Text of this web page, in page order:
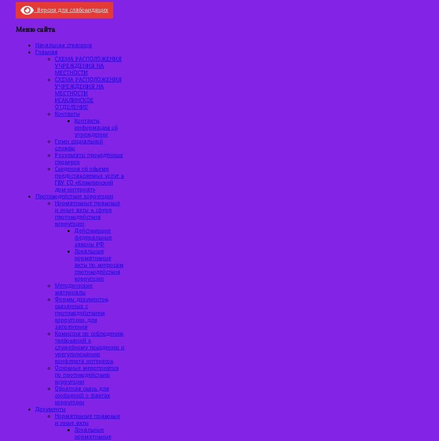
Версия для слабовидящих
Меню сайта
Начальная страница
Главная
СХЕМА РАСПОЛОЖЕНИЯ
УЧРЕЖДЕНИЯ НА
МЕСТНОСТИ
СХЕМА РАСПОЛОЖЕНИЯ
УЧРЕЖДЕНИЯ НА
МЕСТНОСТИ
ИСАКЛИНСКОЕ
ОТДЕЛЕНИЕ
Контакты
Контакты,
информация об
учреждении
Гимн социальной
службы
Результаты проведённых
проверок
Сведения об объеме
предоставляемых услуг в
ГБУ СО «Клявлинский
дом-интернат»
Противодействие коррупции
Нормативные правовые
и иные акты в сфере
противодействия
коррупции
Действующие
федеральные
законы РФ
Локальные
нормативные
акты по вопросам
противодействия
коррупции
Методические
материалы
Формы документов,
связанных с
противодействием
коррупции, для
заполнения
Комиссия по соблюдению
требований к
служебному поведению и
урегулированию
конфликта интересов
Основные мероприятия
по противодействию
коррупции
Обратная связь для
сообщений о фактах
коррупции
Документы
Нормативные правовые
и иные акты
Локальные
нормативные